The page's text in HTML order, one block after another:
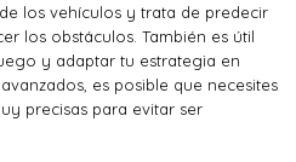
los vehículos y trata de predecir
los obstáculos. También es útil
y adaptar tu estrategia en
es posible que necesites
precisas para evitar ser